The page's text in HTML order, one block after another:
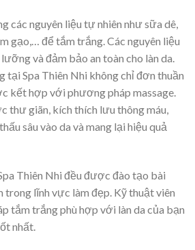
các nguyên liệu tự nhiên như sữa dê,
gạo,… để tắm trắng. Các nguyên liệu
và đảm bảo an toàn cho làn da.
tại Spa Thiên Nhi không chỉ đơn thuần
kết hợp với phương pháp massage.
thư giãn, kích thích lưu thông máu,
sâu vào da và mang lại hiệu quả
Thiên Nhi đều được đào tạo bài
trong lĩnh vực làm đẹp. Kỹ thuật viên
tắm trắng phù hợp với làn da của bạn
nhất.